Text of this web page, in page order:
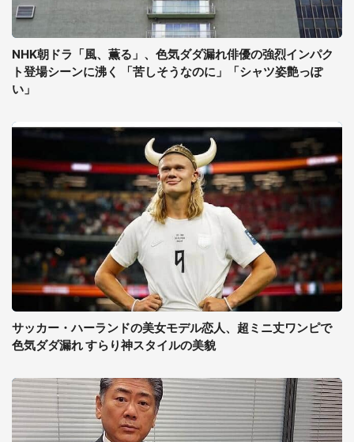
NHK朝ドラ「風、薫る」、色気ダダ漏れ俳優の強烈インパク
ト登場シーンに沸く 「苦しそうなのに」「シャツ姿艶っぽ
い」
サッカー・ハーランドの美女モデル恋人、超ミニ丈ワンピで
色気ダダ漏れ すらり神スタイルの美貌